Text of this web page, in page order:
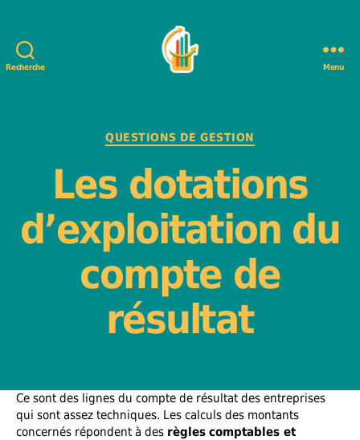
Recherche
de
gestion
d'entreprise
Menu
Catégories
QUESTIONS DE GESTION
Les dotations
d’exploitation du
compte de
résultat
Ce sont des lignes du compte de résultat des entreprises
qui sont assez techniques. Les calculs des montants
concernés répondent à des règles comptables et